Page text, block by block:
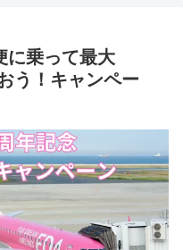
に乗って最大
う！キャンペー